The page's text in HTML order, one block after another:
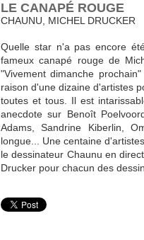
LE CANAPÉ ROUGE
CHAUNU, MICHEL DRUCKER
Quelle star n'a pas encore
fameux canapé rouge de
"Vivement dimanche
raison d'une dizaine d'artistes
toutes et tous. Il est
anecdote sur Benoît
Adams, Sandrine Kiberlin,
longue... Une centaine
le dessinateur Chaunu en
Drucker pour chacun des